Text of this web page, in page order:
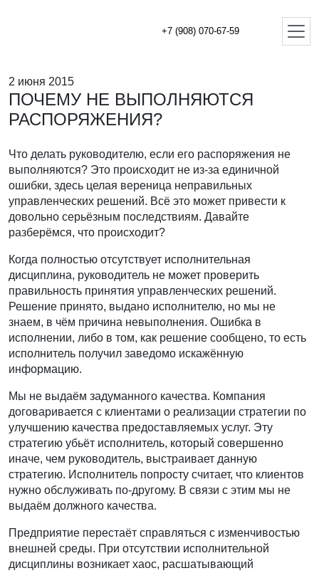
+7 (908) 070-67-59
2 июня 2015
ПОЧЕМУ НЕ ВЫПОЛНЯЮТСЯ
РАСПОРЯЖЕНИЯ?
Что делать руководителю, если его распоряжения не
выполняются? Это происходит не из-за единичной
ошибки, здесь целая вереница неправильных
управленческих решений. Всё это может привести к
довольно серьёзным последствиям. Давайте
разберёмся, что происходит?
Когда полностью отсутствует исполнительная
дисциплина, руководитель не может проверить
правильность принятия управленческих решений.
Решение принято, выдано исполнителю, но мы не
знаем, в чём причина невыполнения. Ошибка в
исполнении, либо в том, как решение сообщено, то есть
исполнитель получил заведомо искажённую
информацию.
Мы не выдаём задуманного качества. Компания
договаривается с клиентами о реализации стратегии по
улучшению качества предоставляемых услуг. Эту
стратегию убьёт исполнитель, который совершенно
иначе, чем руководитель, выстраивает данную
стратегию. Исполнитель попросту считает, что клиентов
нужно обслуживать по-другому. В связи с этим мы не
выдаём должного качества.
Предприятие перестаёт справляться с изменчивостью
внешней среды. При отсутствии исполнительной
дисциплины возникает хаос, расшатывающий